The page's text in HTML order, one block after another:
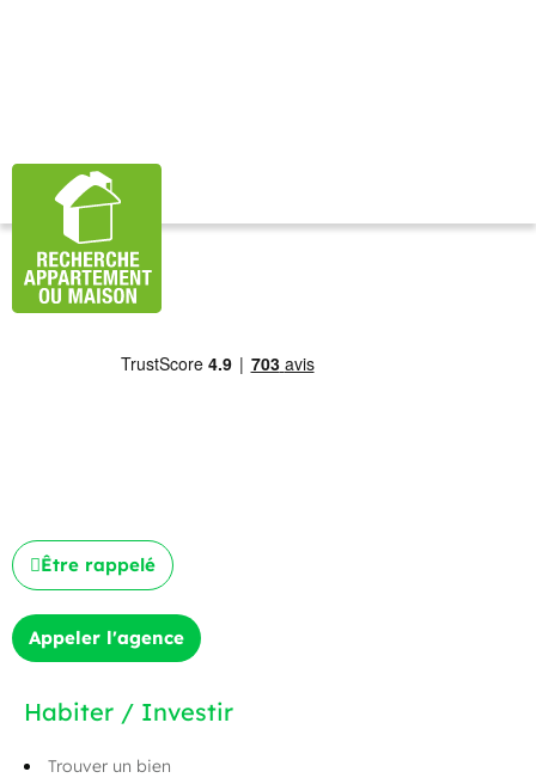
Être rappelé
Appeler l'agence
Habiter / Investir
Trouver un bien